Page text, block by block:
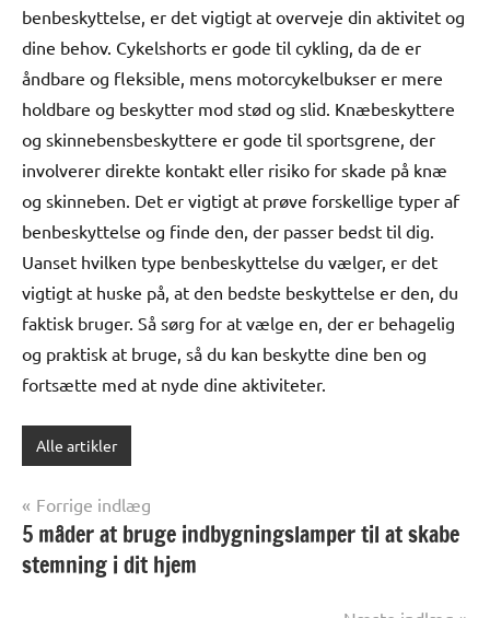
benbeskyttelse, er det vigtigt at overveje din aktivitet og
dine behov. Cykelshorts er gode til cykling, da de er
åndbare og fleksible, mens motorcykelbukser er mere
holdbare og beskytter mod stød og slid. Knæbeskyttere
og skinnebensbeskyttere er gode til sportsgrene, der
involverer direkte kontakt eller risiko for skade på knæ
og skinneben. Det er vigtigt at prøve forskellige typer af
benbeskyttelse og finde den, der passer bedst til dig.
Uanset hvilken type benbeskyttelse du vælger, er det
vigtigt at huske på, at den bedste beskyttelse er den, du
faktisk bruger. Så sørg for at vælge en, der er behagelig
og praktisk at bruge, så du kan beskytte dine ben og
fortsætte med at nyde dine aktiviteter.
Alle artikler
Indlægsnavigation
Forrige indlæg
5 måder at bruge indbygningslamper til at skabe
stemning i dit hjem